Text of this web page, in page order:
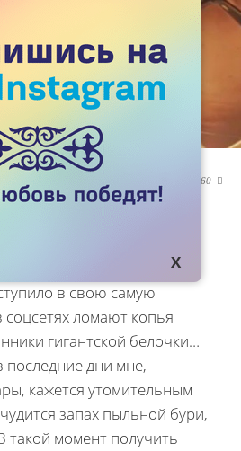
5960 
NAME
разразится дождь,
в свою самую
соцсетях ломают копья
гигантской белочки…
дни мне,
кажется утомительным
запах пыльной бури,
такой момент получить